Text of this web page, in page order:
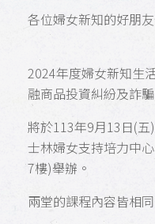
各位婦女新知的好朋
2024年度婦女新知生
融商品投資糾紛及詐
將於113年9月13日(
士林婦女支持培力中
7樓)舉辦。
兩堂的課程內容皆相同